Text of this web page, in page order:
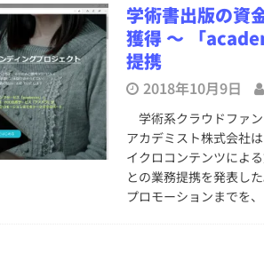
[ 2026年8月3日 ] 「講談社、著者向けポータルサイト
務化」など、週刊出版ニュースまとめ＆コラム #726
とめ＆コラム
[ 2026年8月2日 ]
EUが生成AIコンテンツの識別表示
日刊出版ニュースまとめ
文科省、プログラミング教育にAI
学術書出版の資
獲得 ～ 「
提携
2018年10月9日
学術系クラウドファ
アカデミスト株式会社
イクロコンテンツによ
との業務提携を発表し
プロモーションまでを